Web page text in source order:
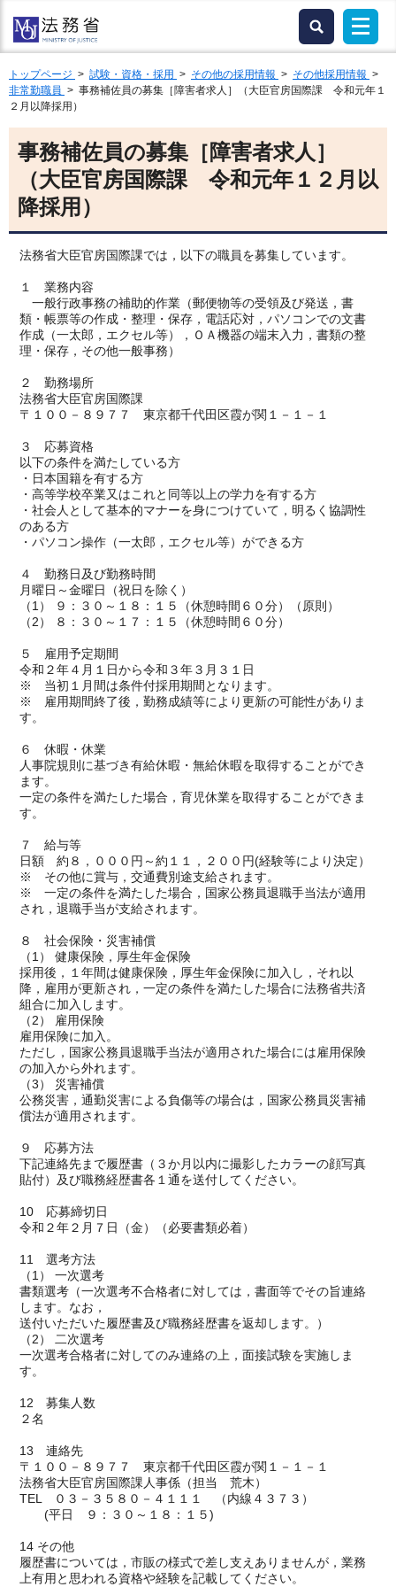
トップページ > 試験・資格・採用 > その他の採用情報 > その他採用情報 >
非常勤職員 > 事務補佐員の募集［障害者求人］（大臣官房国際課 令和元年１
２月以降採用）
事務補佐員の募集［障害者求人］
（大臣官房国際課 令和元年１２月以
降採用）
法務省大臣官房国際課では，以下の職員を募集しています。
１ 業務内容
一般行政事務の補助的作業（郵便物等の受領及び発送，書
類・帳票等の作成・整理・保存，電話応対，パソコンでの文書
作成（一太郎，エクセル等），ＯＡ機器の端末入力，書類の整
理・保存，その他一般事務）
２ 勤務場所
法務省大臣官房国際課
〒１００－８９７７ 東京都千代田区霞が関１－１－１
３ 応募資格
以下の条件を満たしている方
・日本国籍を有する方
・高等学校卒業又はこれと同等以上の学力を有する方
・社会人として基本的マナーを身につけていて，明るく協調性
のある方
・パソコン操作（一太郎，エクセル等）ができる方
４ 勤務日及び勤務時間
月曜日～金曜日（祝日を除く）
（1） ９：３０～１８：１５（休憩時間６０分）（原則）
（2） ８：３０～１７：１５（休憩時間６０分）
５ 雇用予定期間
令和２年４月１日から令和３年３月３１日
※ 当初１月間は条件付採用期間となります。
※ 雇用期間終了後，勤務成績等により更新の可能性がありま
す。
６ 休暇・休業
人事院規則に基づき有給休暇・無給休暇を取得することができ
ます。
一定の条件を満たした場合，育児休業を取得することができま
す。
７ 給与等
日額 約８，０００円～約１１，２００円(経験等により決定）
※ その他に賞与，交通費別途支給されます。
※ 一定の条件を満たした場合，国家公務員退職手当法が適用
され，退職手当が支給されます。
８ 社会保険・災害補償
（1） 健康保険，厚生年金保険
採用後，１年間は健康保険，厚生年金保険に加入し，それ以
降，雇用が更新され，一定の条件を満たした場合に法務省共済
組合に加入します。
（2） 雇用保険
雇用保険に加入。
ただし，国家公務員退職手当法が適用された場合には雇用保険
の加入から外れます。
（3） 災害補償
公務災害，通勤災害による負傷等の場合は，国家公務員災害補
償法が適用されます。
９ 応募方法
下記連絡先まで履歴書（３か月以内に撮影したカラーの顔写真
貼付）及び職務経歴書各１通を送付してください。
10 応募締切日
令和２年２月７日（金）（必要書類必着）
11 選考方法
（1） 一次選考
書類選考（一次選考不合格者に対しては，書面等でその旨連絡
します。なお，
送付いただいた履歴書及び職務経歴書を返却します。）
（2） 二次選考
一次選考合格者に対してのみ連絡の上，面接試験を実施しま
す。
12 募集人数
２名
13 連絡先
〒１００－８９７７ 東京都千代田区霞が関１－１－１
法務省大臣官房国際課人事係（担当 荒木）
TEL ０３－３５８０－４１１１ （内線４３７３）
(平日 ９：３０～１８：１５)
14 その他
履歴書については，市販の様式で差し支えありませんが，業務
上有用と思われる資格や経験を記載してください。